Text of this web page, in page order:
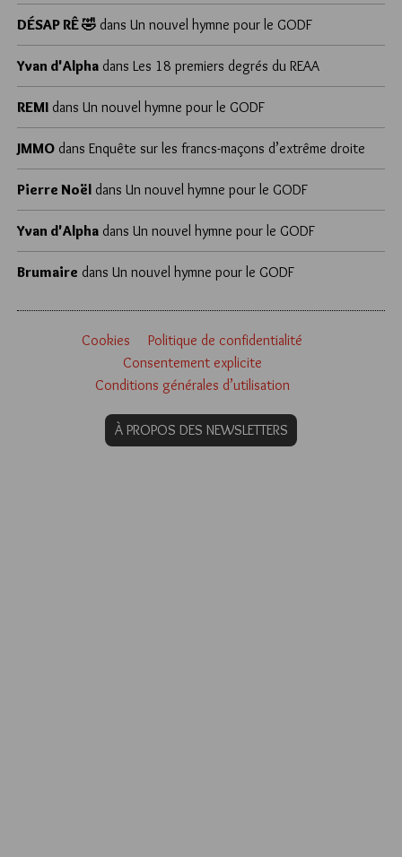
DÉSAP RÊ 🤣 dans Un nouvel hymne pour le GODF
Yvan d'Alpha dans Les 18 premiers degrés du REAA
REMI dans Un nouvel hymne pour le GODF
JMMO dans Enquête sur les francs-maçons d’extrême droite
Pierre Noël dans Un nouvel hymne pour le GODF
Yvan d'Alpha dans Un nouvel hymne pour le GODF
Brumaire dans Un nouvel hymne pour le GODF
Cookies
Politique de confidentialité
Consentement explicite
Conditions générales d’utilisation
À PROPOS DES NEWSLETTERS